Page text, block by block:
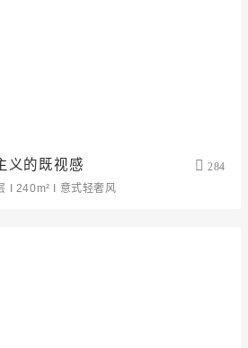
义的既视感
284
I 240m² I 意式轻奢风